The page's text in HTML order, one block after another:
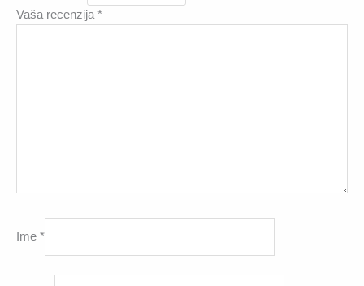
Vaša recenzija *
Ime *